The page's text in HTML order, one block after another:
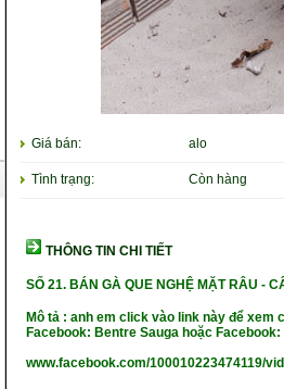
Giá bán: alo
Tình trạng: Còn hàng
THÔNG TIN CHI TIẾT
SỐ 21.BÁN GÀ QUE NGHỆ MẶT RÂU -
Mô tả : anh em click vào link này để
Facebook: Bentre Sauga hoặc Facebook:
www.facebook.com/100010223474119/